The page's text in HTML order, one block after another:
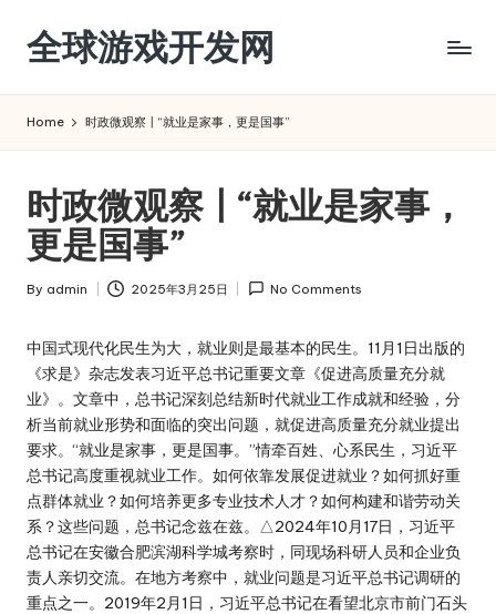
Skip
content
全球游戏开发网
Home 时政微观察丨“就业是家事，更是国事”
时政微观察丨“就业是家事，
更是国事”
Posted
By admin 2025年3月25日 No Comments
中国式现代化民生为大，就业则是最基本的民生。11月1日出版的
《求是》杂志发表习近平总书记重要文章《促进高质量充分就
业》。文章中，总书记深刻总结新时代就业工作成就和经验，分
析当前就业形势和面临的突出问题，就促进高质量充分就业提出
要求。“就业是家事，更是国事。”情牵百姓、心系民生，习近平
总书记高度重视就业工作。如何依靠发展促进就业？如何抓好重
点群体就业？如何培养更多专业技术人才？如何构建和谐劳动关
系？这些问题，总书记念兹在兹。△2024年10月17日，习近平
总书记在安徽合肥滨湖科学城考察时，同现场科研人员和企业负
责人亲切交流。在地方考察中，就业问题是习近平总书记调研的
重点之一。2019年2月1日，习近平总书记在看望北京市前门石头